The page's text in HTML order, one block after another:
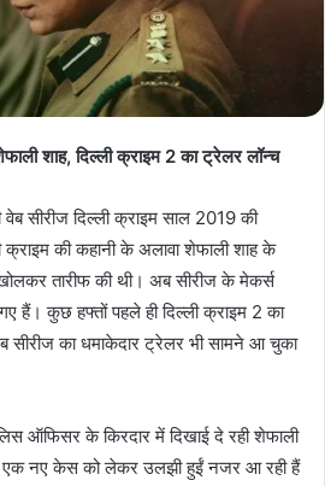
शाह, दिल्ली क्राइम 2 का ट्रेलर लॉन्च
सीरीज दिल्ली क्राइम साल 2019 की
क्राइम की कहानी के अलावा शेफाली शाह के
तारीफ की थी। अब सीरीज के मेकर्स
हैं। कुछ हफ्तों पहले ही दिल्ली क्राइम 2 का
सीरीज का धमाकेदार ट्रेलर भी सामने आ चुका
ऑफिसर के किरदार में दिखाई दे रही शेफाली
एक नए केस को लेकर उलझी हुईं नजर आ रही हैं